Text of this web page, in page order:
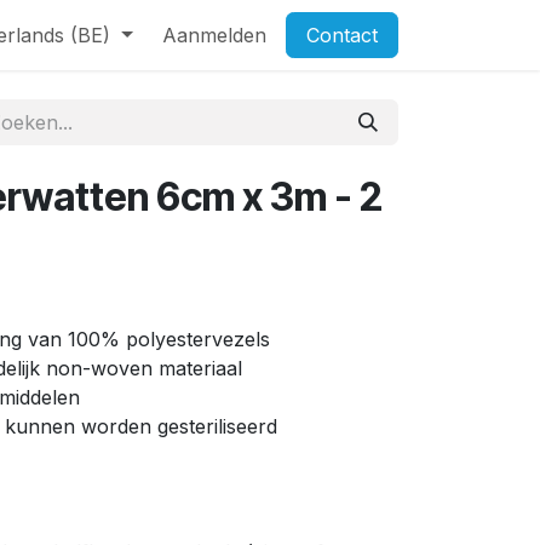
(BE) Aanmelden Contact
6cm x 3m - 2
van 100% polyestervezels
non-woven materiaal
worden gesteriliseerd